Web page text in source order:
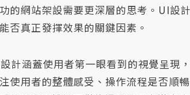
的網站架設需要更深層的思考。UI設
否真正發揮效果的關鍵因素。
計涵蓋使用者第一眼看到的視覺呈現
使用者的整體感受、操作流程是否順